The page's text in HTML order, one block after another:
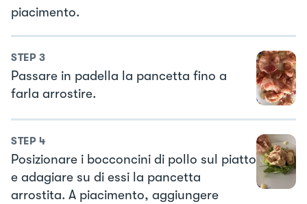
piacimento.
STEP 3
Passare in padella la pancetta fino a
farla arrostire.
STEP 4
Posizionare i bocconcini di pollo sul piatto
e adagiare su di essi la pancetta
arrostita. A piacimento, aggiungere